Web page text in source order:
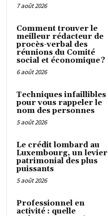
7 août 2026
Comment trouver le
meilleur rédacteur de
procès-verbal des
réunions du Comité
social et économique ?
6 août 2026
Techniques infaillibles
pour vous rappeler le
nom des personnes
5 août 2026
Le crédit lombard au
Luxembourg, un levier
patrimonial des plus
puissants
5 août 2026
Professionnel en
activité : quelle